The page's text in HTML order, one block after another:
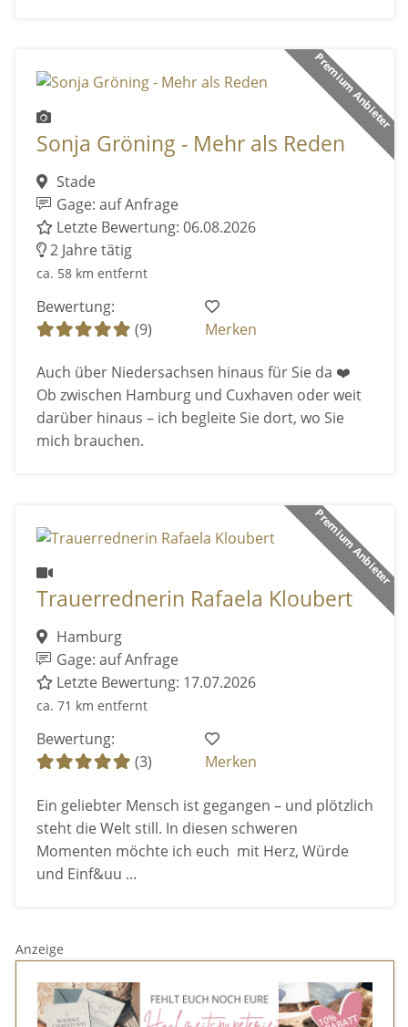
Premium Anbieter
Sonja Gröning - Mehr als Reden
Stade
Gage: auf Anfrage
Letzte Bewertung: 06.08.2026
2 Jahre tätig
ca. 58 km entfernt
Bewertung:
(9)
Merken
Auch über Niedersachsen hinaus für Sie da ❤️
Ob zwischen Hamburg und Cuxhaven oder weit
darüber hinaus – ich begleite Sie dort, wo Sie
mich brauchen.
Premium Anbieter
Trauerrednerin Rafaela Kloubert
Hamburg
Gage: auf Anfrage
Letzte Bewertung: 17.07.2026
ca. 71 km entfernt
Bewertung:
(3)
Merken
Ein geliebter Mensch ist gegangen – und plötzlich
steht die Welt still. In diesen schweren
Momenten möchte ich euch mit Herz, Würde
und Einf&uu ...
Anzeige